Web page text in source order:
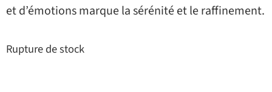
et d’émotions marque la sérénité et le raffinement.
Rupture de stock